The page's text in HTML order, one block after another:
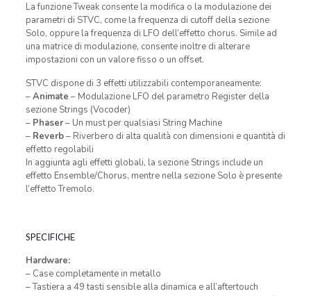
La funzione Tweak consente la modifica o la modulazione dei
parametri di STVC, come la frequenza di cutoff della sezione
Solo, oppure la frequenza di LFO dell’effetto chorus. Simile ad
una matrice di modulazione, consente inoltre di alterare
impostazioni con un valore fisso o un offset.
STVC dispone di 3 effetti utilizzabili contemporaneamente:
–Animate – Modulazione LFO del parametro Register della
sezione Strings (Vocoder)
– Phaser– Un must per qualsiasi String Machine
– Reverb– Riverbero di alta qualità con dimensioni e quantità di
effetto regolabili
In aggiunta agli effetti globali, la sezione Strings include un
effetto Ensemble/Chorus, mentre nella sezione Solo è presente
l’effetto Tremolo.
SPECIFICHE
Hardware:
– Case completamente in metallo
– Tastiera a 49 tasti sensible alla dinamica e all’aftertouch